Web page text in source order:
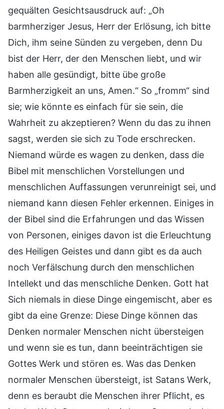
gequälten Gesichtsausdruck auf: „Oh
barmherziger Jesus, Herr der Erlösung, ich bitte
Dich, ihm seine Sünden zu vergeben, denn Du
bist der Herr, der den Menschen liebt, und wir
haben alle gesündigt, bitte übe große
Barmherzigkeit an uns, Amen.“ So „fromm“ sind
sie; wie könnte es einfach für sie sein, die
Wahrheit zu akzeptieren? Wenn du das zu ihnen
sagst, werden sie sich zu Tode erschrecken.
Niemand würde es wagen zu denken, dass die
Bibel mit menschlichen Vorstellungen und
menschlichen Auffassungen verunreinigt sei, und
niemand kann diesen Fehler erkennen. Einiges in
der Bibel sind die Erfahrungen und das Wissen
von Personen, einiges davon ist die Erleuchtung
des Heiligen Geistes und dann gibt es da auch
noch Verfälschung durch den menschlichen
Intellekt und das menschliche Denken. Gott hat
Sich niemals in diese Dinge eingemischt, aber es
gibt da eine Grenze: Diese Dinge können das
Denken normaler Menschen nicht übersteigen
und wenn sie es tun, dann beeinträchtigen sie
Gottes Werk und stören es. Was das Denken
normaler Menschen übersteigt, ist Satans Werk,
denn es beraubt die Menschen ihrer Pflicht, es